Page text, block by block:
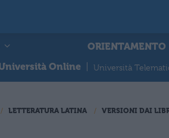
ORIENTAMENTO
Online
Università
LETTERATURA LATINA VERSIONI DAI